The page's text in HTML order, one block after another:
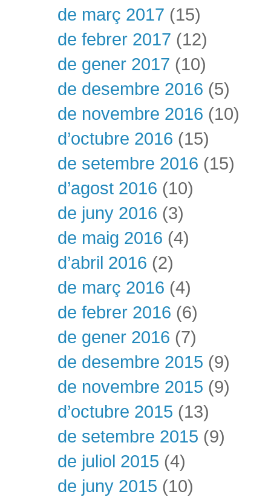
de març 2017 (15)
de febrer 2017 (12)
de gener 2017 (10)
de desembre 2016 (5)
de novembre 2016 (10)
d’octubre 2016 (15)
de setembre 2016 (15)
d’agost 2016 (10)
de juny 2016 (3)
de maig 2016 (4)
d’abril 2016 (2)
de març 2016 (4)
de febrer 2016 (6)
de gener 2016 (7)
de desembre 2015 (9)
de novembre 2015 (9)
d’octubre 2015 (13)
de setembre 2015 (9)
de juliol 2015 (4)
de juny 2015 (10)